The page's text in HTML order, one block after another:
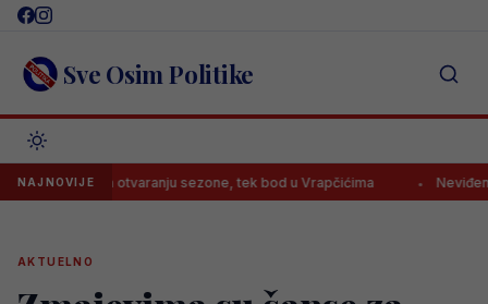
Skip
content Sve Osim Politike
NAJNOVIJE
na otvaranju sezone, tek bod u Vrapčićima Neviđena
AKTUELNO